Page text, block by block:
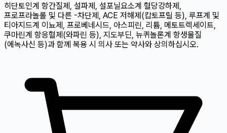
히단토인계 항간질제, 설파제, 설포닐요소계 혈당강하제,
프로프라놀롤 및 다른 -차단제, ACE 저해제(캅토프릴 등), 루프계 및
티아지드계 이뇨제, 프로베네시드, 아스피린, 리튬, 메토트렉세이트,
쿠마린계 항응혈제(와파린 등), 지도부딘, 뉴퀴놀론계 항생물질
(에녹사신 등)과 함께 복용 시 의사 또는 약사와 상의하십시오.